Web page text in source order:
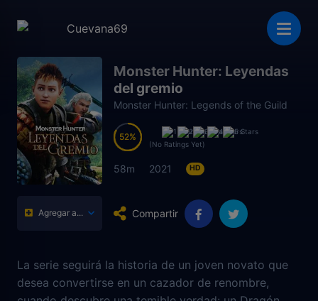
Agregar a...
Monster Hunter: Leyendas
del gremio
Monster Hunter: Legends of the Guild
52
52
(No Ratings Yet)
58m 2021 HD
Compartir
La serie seguirá la historia de un joven novato que
desea convertirse en un cazador de renombre,